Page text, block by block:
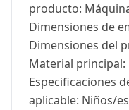
producto:
Dimensiones de
Dimensiones del
Material principal:
Especificaciones
aplicable: Niños/